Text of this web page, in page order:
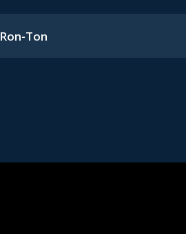
Ron-Ton